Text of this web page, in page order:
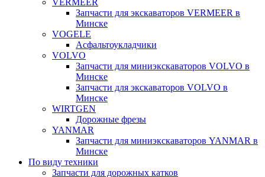
VERMEER
Запчасти для экскаваторов VERMEER в
Минске
VOGELE
Асфальтоукладчики
VOLVO
Запчасти для миниэкскаваторов VOLVO в
Минске
Запчасти для экскаваторов VOLVO в
Минске
WIRTGEN
Дорожные фрезы
YANMAR
Запчасти для миниэкскаваторов YANMAR в
Минске
По виду техники
Запчасти для дорожных катков